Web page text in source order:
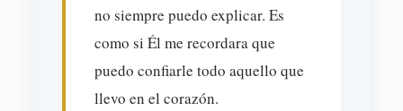
no siempre puedo explicar. Es
como si Él me recordara que
puedo confiarle todo aquello que
llevo en el corazón.